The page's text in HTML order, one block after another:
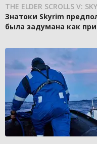
THE ELDER SCROLLS V:
Знатоки Skyrim
была задумана как